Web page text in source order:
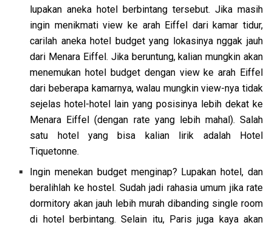
lupakan aneka hotel berbintang tersebut. Jika masih
ingin menikmati view ke arah Eiffel dari kamar tidur,
carilah aneka hotel budget yang lokasinya nggak jauh
dari Menara Eiffel. Jika beruntung, kalian mungkin akan
menemukan hotel budget dengan view ke arah Eiffel
dari beberapa kamarnya, walau mungkin view-nya tidak
sejelas hotel-hotel lain yang posisinya lebih dekat ke
Menara Eiffel (dengan rate yang lebih mahal). Salah
satu hotel yang bisa kalian lirik adalah Hotel
Tiquetonne.
Ingin menekan budget menginap? Lupakan hotel, dan
beralihlah ke hostel. Sudah jadi rahasia umum jika rate
dormitory akan jauh lebih murah dibanding single room
di hotel berbintang. Selain itu, Paris juga kaya akan